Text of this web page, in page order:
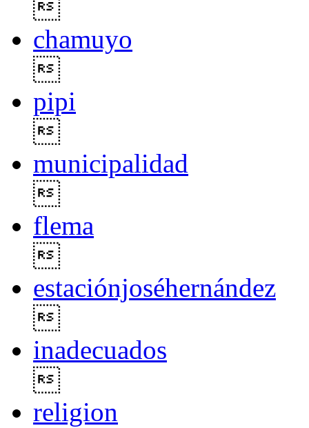
chamuyo
pipi
municipalidad
flema
estaciónjoséhernández
inadecuados
religion